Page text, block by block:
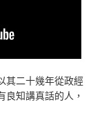
其二十幾年從政經
良知講真話的人，